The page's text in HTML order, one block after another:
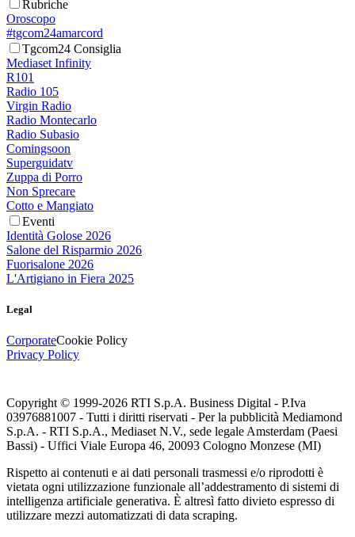
Rubriche
Oroscopo
#tgcom24amarcord
Tgcom24 Consiglia
Mediaset Infinity
R101
Radio 105
Virgin Radio
Radio Montecarlo
Radio Subasio
Comingsoon
Superguidatv
Zuppa di Porro
Non Sprecare
Cotto e Mangiato
Eventi
Identità Golose 2026
Salone del Risparmio 2026
Fuorisalone 2026
L'Artigiano in Fiera 2025
Legal
CorporateCookie Policy
Privacy Policy
Copyright © 1999-2026 RTI S.p.A. Business Digital - P.Iva
03976881007 - Tutti i diritti riservati - Per la pubblicità Mediamond
S.p.A. - RTI S.p.A., Mediaset N.V., sede legale Amsterdam (Paesi
Bassi) - Uffici Viale Europa 46, 20093 Cologno Monzese (MI)
Rispetto ai contenuti e ai dati personali trasmessi e/o riprodotti è
vietata ogni utilizzazione funzionale all’addestramento di sistemi di
intelligenza artificiale generativa. È altresì fatto divieto espresso di
utilizzare mezzi automatizzati di data scraping.